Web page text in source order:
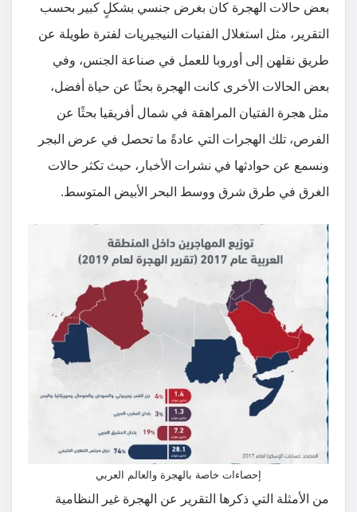
بعض حالات الهجرة كان بغرض جنسي بشكلٍ كبير بحسب
التقرير، مثل استغلال الفتيات النيجيريات لفترة طويلة عن
طريق نقلهن إلى أوروبا للعمل في صناعة الجنس، وفي
بعض الحالات الأخرى كانت الهجرة بحثًا عن حياة أفضل،
مثل هجرة الفتيان المراهقة في شمال أفريقيا بحثًا عن
الفرص، تلك الهجرات التي عادةً ما تحصل في عرض البجر
ونسمع عن حوادثها في نشرات الأخبار، حيث تكثر حالات
الغرق في طرق شرق ووسط البحر الأبيض المتوسط.
إحصاءات خاصة بالهجرة والعالم العربي
من الأمثلة التي ذكرها التقرير عن الهجرة غير النظامية